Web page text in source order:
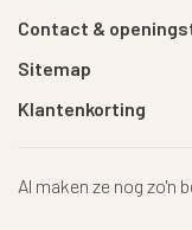
Contact &
Sitemap
Klantenkorting
Al maken ze nog zo'n